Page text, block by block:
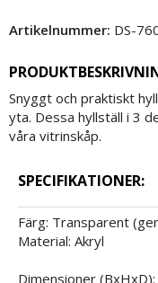
Artikelnummer: DS-
Snyggt och praktiskt
yta. Dessa hyllställ i 3
våra vitrinskåp.
SPECIFIKATIONER:
Färg: Transparent
Material: Akryl
Dimensioner (BxHxD):